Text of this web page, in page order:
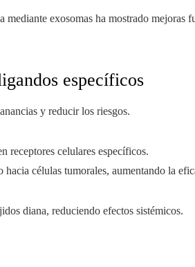
exosomas ha mostrado mejoras
específicos
y reducir los riesgos.
receptores celulares específicos.
hacia células tumorales, aumentando la
diana, reduciendo efectos sistémicos.